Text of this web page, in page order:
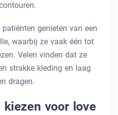
genieten van een
waarbij ze vaak één tot
Velen vinden dat ze
strakke kleding en laag
dragen.
kiezen voor love